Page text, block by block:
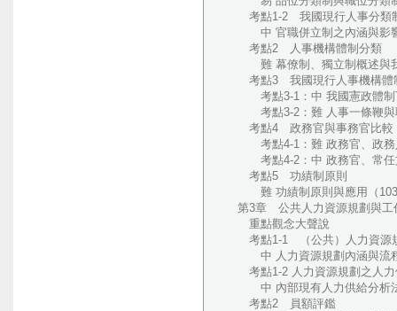
考點1-2 我國現行人事分類
中 官職併立制之內涵與影響
考點2 人事機構體制分類
難 幕僚制、獨立制概述與我
考點3 我國現行人事機構體
考點3-1：中 我國憲政體制下
考點3-2：難 人事一條鞭與職
考點4 政務官與事務官比較
考點4-1：難 政務官、政務
考點4-2：中 政務官、常任文
考點5 功績制原則
難 功績制原則與應用（103
第3章 公共人力資源規劃與工
重點觀念大聲說
考點1-1 （公共）人力資源
中 人力資源規劃內涵與流程
考點1-2 人力資源規劃之人力
中 內部現有人力供給分析法
考點2 員額評鑑